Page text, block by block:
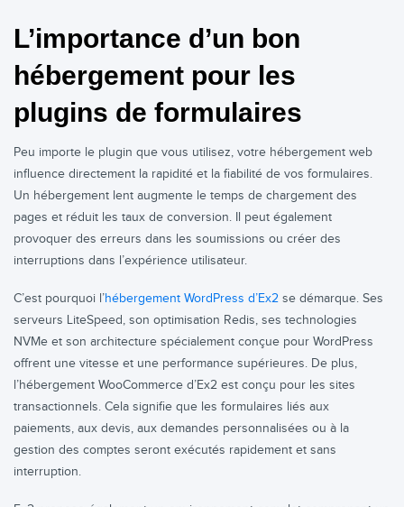
L’importance d’un bon
hébergement pour les
plugins de formulaires
Peu importe le plugin que vous utilisez, votre hébergement web
influence directement la rapidité et la fiabilité de vos formulaires.
Un hébergement lent augmente le temps de chargement des
pages et réduit les taux de conversion. Il peut également
provoquer des erreurs dans les soumissions ou créer des
interruptions dans l’expérience utilisateur.
C’est pourquoi l’hébergement WordPress d’Ex2 se démarque. Ses
serveurs LiteSpeed, son optimisation Redis, ses technologies
NVMe et son architecture spécialement conçue pour WordPress
offrent une vitesse et une performance supérieures. De plus,
l’hébergement WooCommerce d’Ex2 est conçu pour les sites
transactionnels. Cela signifie que les formulaires liés aux
paiements, aux devis, aux demandes personnalisées ou à la
gestion des comptes seront exécutés rapidement et sans
interruption.